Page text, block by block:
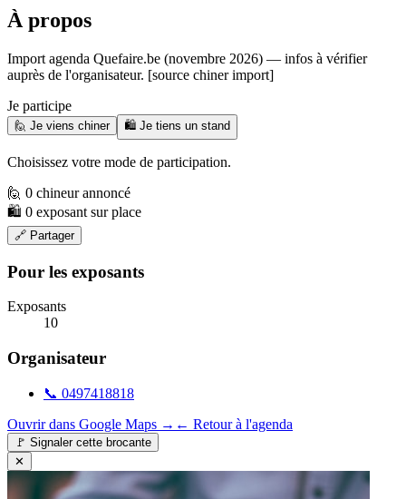
À propos
Import agenda Quefaire.be (novembre 2026) — infos à vérifier
auprès de l'organisateur. [source chiner import]
Je participe
🙋 Je viens chiner 🛍️ Je tiens un stand
Choisissez votre mode de participation.
🙋 0 chineur annoncé
🛍️ 0 exposant sur place
🔗 Partager
Pour les exposants
Exposants
10
Organisateur
📞 0497418818
Ouvrir dans Google Maps → ← Retour à l'agenda
🚩 Signaler cette brocante
✕